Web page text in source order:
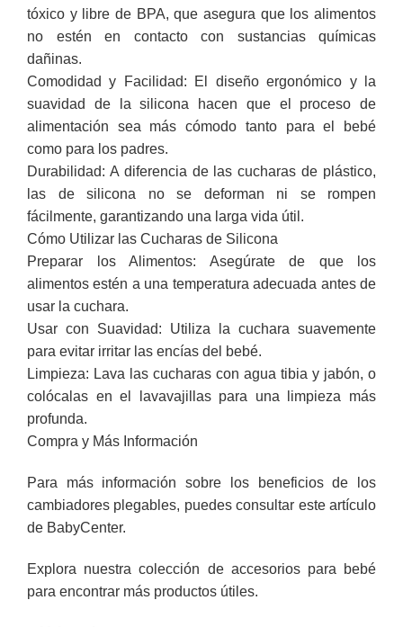
tóxico y libre de BPA, que asegura que los alimentos
no estén en contacto con sustancias químicas
dañinas.
Comodidad y Facilidad: El diseño ergonómico y la
suavidad de la silicona hacen que el proceso de
alimentación sea más cómodo tanto para el bebé
como para los padres.
Durabilidad: A diferencia de las cucharas de plástico,
las de silicona no se deforman ni se rompen
fácilmente, garantizando una larga vida útil.
Cómo Utilizar las Cucharas de Silicona
Preparar los Alimentos: Asegúrate de que los
alimentos estén a una temperatura adecuada antes de
usar la cuchara.
Usar con Suavidad: Utiliza la cuchara suavemente
para evitar irritar las encías del bebé.
Limpieza: Lava las cucharas con agua tibia y jabón, o
colócalas en el lavavajillas para una limpieza más
profunda.
Compra y Más Información
Para más información sobre los beneficios de los
cambiadores plegables, puedes consultar este artículo
de BabyCenter.
Explora nuestracolección de accesorios para bebé
para encontrar más productos útiles.